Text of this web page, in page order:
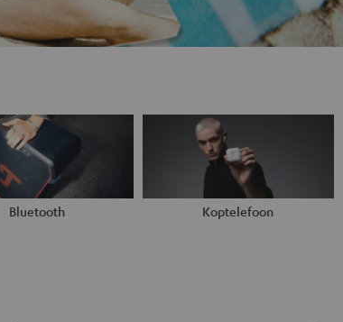
Bluetooth Koptelefoon